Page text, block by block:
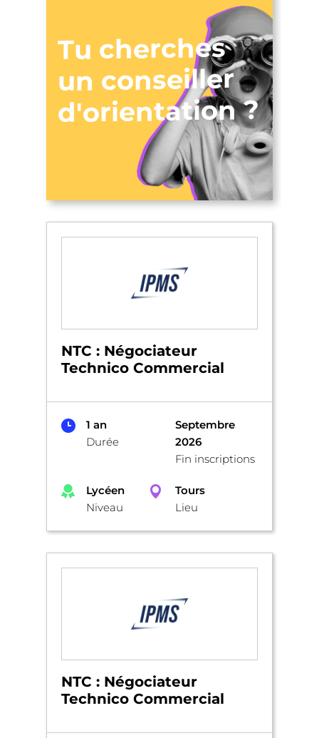
Tu cherches
un conseiller
d'orientation ?
NTC : Négociateur
Technico Commercial
1 an
Durée
Septembre
2026
Fin inscriptions
Lycéen
Niveau
Tours
Lieu
NTC : Négociateur
Technico Commercial